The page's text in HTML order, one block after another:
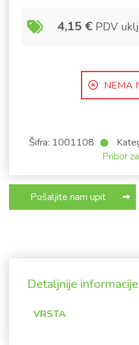
4,15 € PDV
NEMA
Šifra: 1001108
Pribor
Pošaljite nam upit
Detaljnije informacije
VRSTA